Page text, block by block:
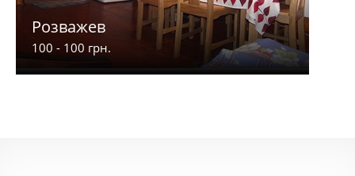
Розважев
100 - 100 грн.